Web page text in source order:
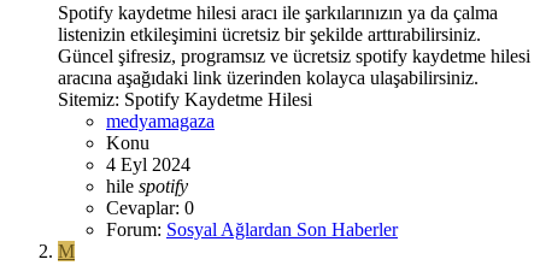
Spotify kaydetme hilesi aracı ile şarkılarınızın ya da çalma
listenizin etkileşimini ücretsiz bir şekilde arttırabilirsiniz.
Güncel şifresiz, programsız ve ücretsiz spotify kaydetme hilesi
aracına aşağıdaki link üzerinden kolayca ulaşabilirsiniz.
Sitemiz: Spotify Kaydetme Hilesi
medyamagaza
Konu
4 Eyl 2024
hile spotify
Cevaplar: 0
Forum: Sosyal Ağlardan Son Haberler
M